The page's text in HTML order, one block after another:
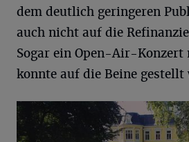
dem deutlich geringeren
auch nicht auf die
Sogar ein Open-Air-Konzert
konnte auf die Beine gestellt